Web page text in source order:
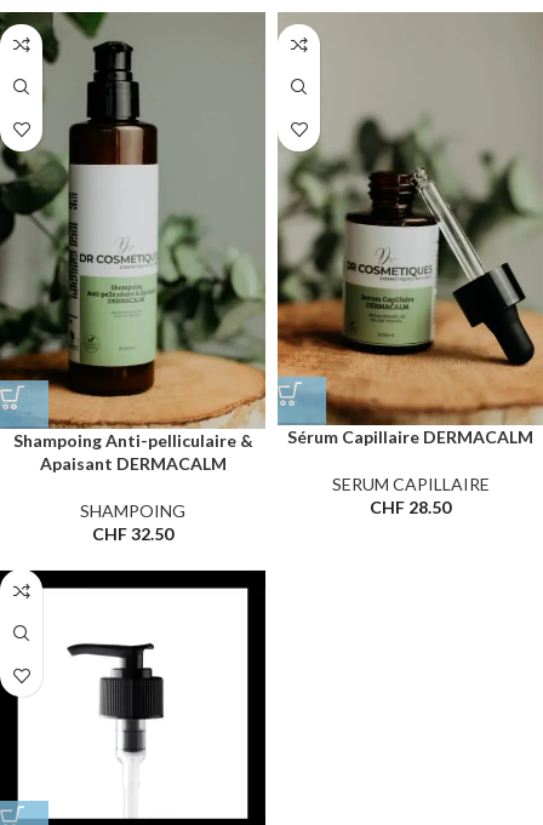
Shampoing Anti-pelliculaire &
Apaisant DERMACALM
SHAMPOING
CHF32.50
Sérum Capillaire DERMACALM
SERUM CAPILLAIRE
CHF 28.50